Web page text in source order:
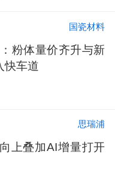
国瓷材料
粉体量价齐升与新
快车道
思瑞浦
上叠加AI增量打开